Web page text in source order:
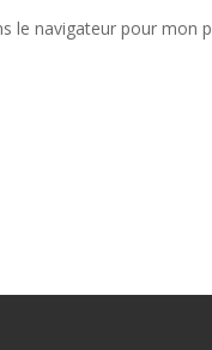
le navigateur pour mon